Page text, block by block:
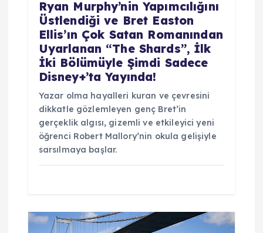
Ryan Murphy’nin Yapımcılığını
Üstlendiği ve Bret Easton
Ellis’ın Çok Satan Romanından
Uyarlanan “The Shards”, İlk
İki Bölümüyle Şimdi Sadece
Disney+’ta Yayında!
Yazar olma hayalleri kuran ve çevresini
dikkatle gözlemleyen genç Bret’in
gerçeklik algısı, gizemli ve etkileyici yeni
öğrenci Robert Mallory’nin okula gelişiyle
sarsılmaya başlar.